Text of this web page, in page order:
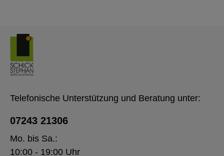
Telefonische Unterstützung und Beratung unter:
07243 21306
Mo. bis Sa.:
10:00 - 19:00 Uhr